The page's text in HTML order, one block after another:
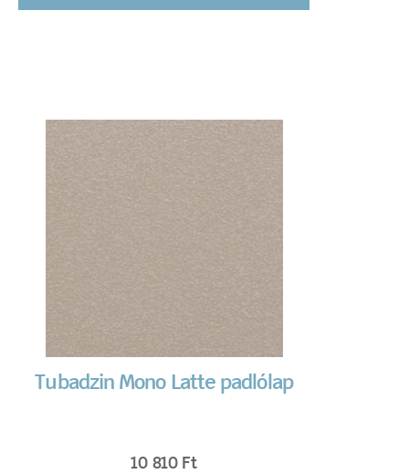
Tubadzin Mono Latte padlólap
10 810 Ft